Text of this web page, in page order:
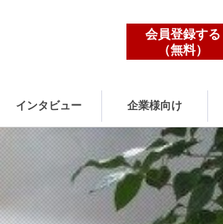
会員登録する
（無料）
インタビュー 企業様向け